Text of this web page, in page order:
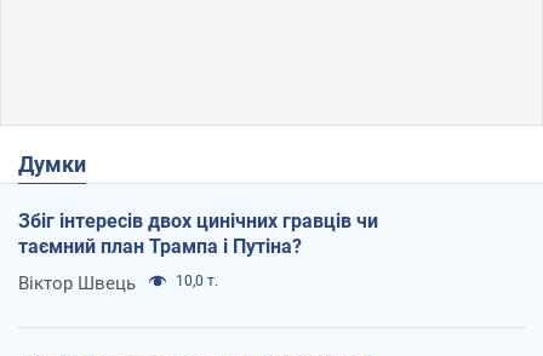
Думки
Збіг інтересів двох цинічних гравців чи
таємний план Трампа і Путіна?
Віктор Швець 10,0 т.